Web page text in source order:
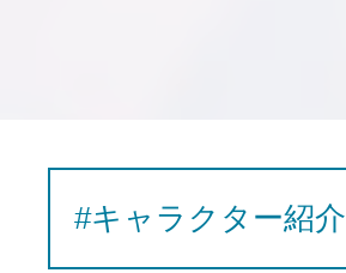
#キャラクター紹介